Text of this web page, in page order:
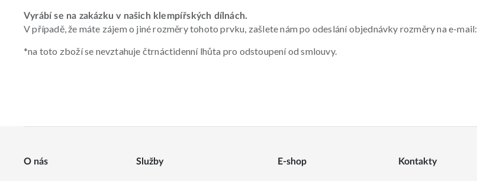
Vyrábí se na zakázku v našich klempířských dílnách.
V případě, že máte zájem o jiné rozměry tohoto prvku, zašlete nám po odeslání objednávky rozměry na e-mail:
*na toto zboží se nevztahuje čtrnáctidenní lhůta pro odstoupení od smlouvy.
O nás Služby E-shop Kontakty